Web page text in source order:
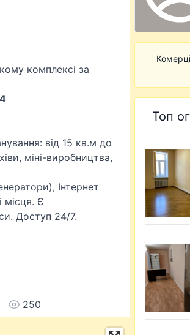
комплексі за
від 15 кв.м до
міні-виробництва,
Інтернет
місця. Є
Доступ 24/7.
250
Топ